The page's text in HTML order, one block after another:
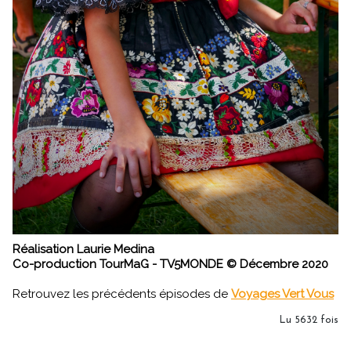
Réalisation Laurie Medina
Co-production TourMaG - TV5MONDE © Décembre 2020
Retrouvez les précédents épisodes de Voyages Vert Vous
Lu 5632 fois